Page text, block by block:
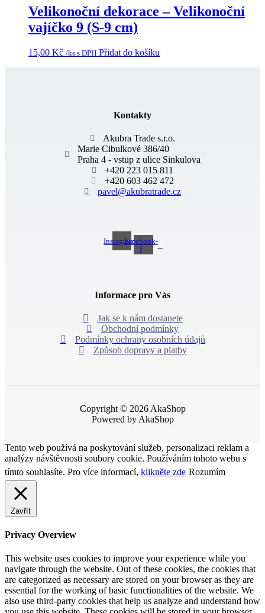
Velikonoční dekorace – Velikonoční
vajíčko 9 (S-9 cm)
15,00 Kč /ks s DPH Přidat do košíku
Kontakty
Akubra Trade s.r.o.
Marie Cibulkové 386/40
Praha 4 - vstup z ulice Sinkulova
+420 223 015 811
+420 603 462 472
pavel@akubratrade.cz
InstagramFacebook-
f
Informace pro Vás
Jak se k nám dostanete
Obchodní podmínky
Podmínky ochrany osobních údajů
Způsob dopravy a platby
Copyright © 2026 AkaShop
Powered by AkaShop
Tento web používá na poskytování služeb, personalizaci reklam a
analýzy návštěvnosti soubory cookie. Používáním tohoto webu s
tímto souhlasíte. Pro více informací, klikněte zde Rozumím
Zavřít
Privacy Overview
This website uses cookies to improve your experience while you
navigate through the website. Out of these cookies, the cookies that
are categorized as necessary are stored on your browser as they are
essential for the working of basic functionalities of the website. We
also use third-party cookies that help us analyze and understand how